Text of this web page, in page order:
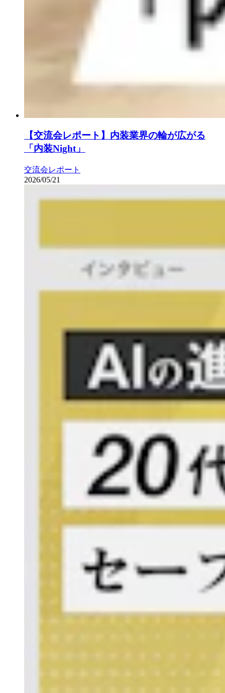
【交流会レポート】内装業界の輪が広がる
「内装Night」
交流会レポート
2026/05/21